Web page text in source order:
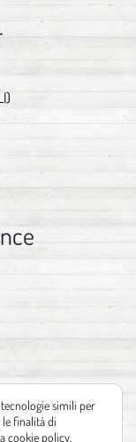
simili per
finalità di
cookie policy